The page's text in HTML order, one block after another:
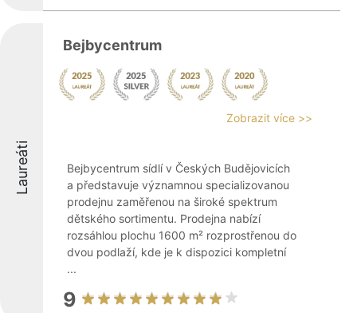
Laureáti
Bejbycentrum
Zobrazit více >>
Bejbycentrum sídlí v Českých Budějovicích
a představuje významnou specializovanou
prodejnu zaměřenou na široké spektrum
dětského sortimentu. Prodejna nabízí
rozsáhlou plochu 1600 m² rozprostřenou do
dvou podlaží, kde je k dispozici kompletní
...
9